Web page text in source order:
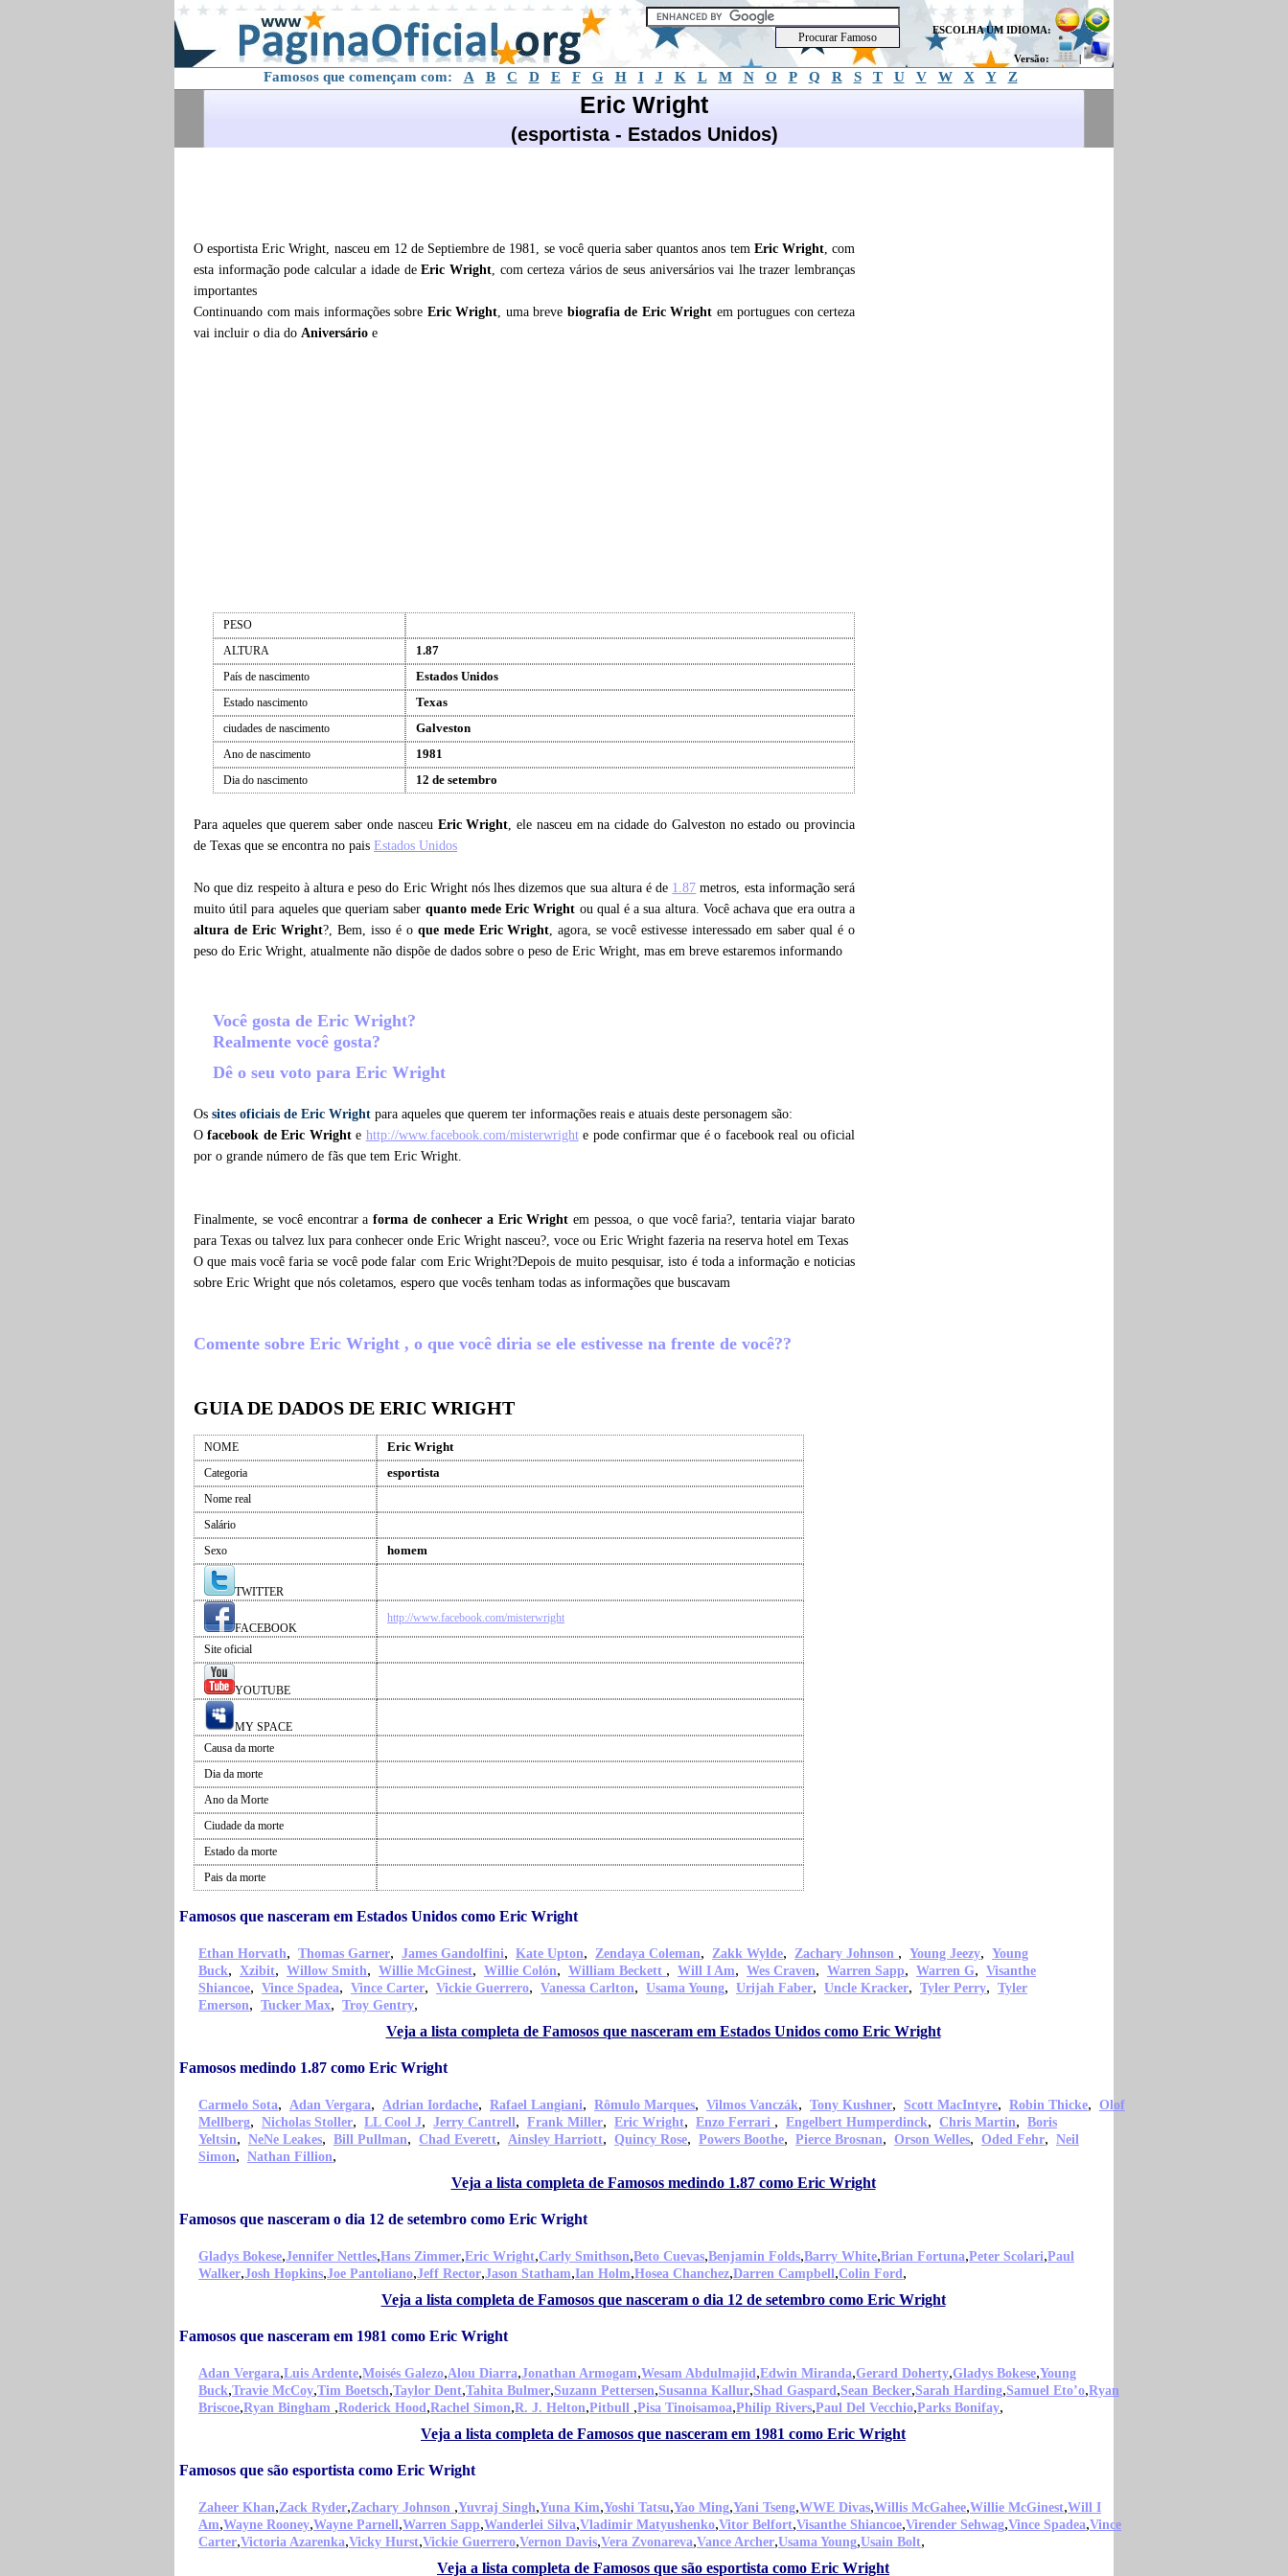
ESCOLHA UM IDIOMA:
Versão: |
Famosos que començam com: A B C D E F G H I J K L M N O P Q R S T U V W X Y Z
Eric Wright
(esportista - Estados Unidos)
O esportista Eric Wright, nasceu em 12 de Septiembre de 1981, se você queria saber quantos anos tem Eric Wright, com
esta informação pode calcular a idade deEric Wright, com certeza vários de seus aniversários vai lhe trazer lembranças
importantes
Continuando com mais informações sobre Eric Wright, uma breve biografia de Eric Wright em portugues con certeza
vai incluir o dia do Aniversário e
PESO
ALTURA
1.87
País de nascimento Estados Unidos
Estado nascimento Texas
ciudades de nascimento Galveston
Ano de nascimento 1981
Dia do nascimento 12 de setembro
Para aqueles que querem saber onde nasceu Eric Wright, ele nasceu em na cidade do Galveston no estado ou provincia
de Texas que se encontra no pais Estados Unidos
No que diz respeito à altura e peso do Eric Wright nós lhes dizemos que sua altura é de 1.87 metros, esta informação será
muito útil para aqueles que queriam saber quanto mede Eric Wright ou qual é a sua altura. Você achava que era outra a
altura de Eric Wright?, Bem, isso é o que mede Eric Wright, agora, se você estivesse interessado em saber qual é o
peso do Eric Wright, atualmente não dispõe de dados sobre o peso de Eric Wright, mas em breve estaremos informando
Você gosta de Eric Wright?
Realmente você gosta?
Dê o seu voto para Eric Wright
Os sites oficiais de Eric Wright para aqueles que querem ter informações reais e atuais deste personagem são:
Ofacebook de Eric Wrighte http://www.facebook.com/misterwrighte pode confirmar que é o facebook real ou oficial
por o grande número de fãs que tem Eric Wright.
Finalmente, se você encontrar aforma de conhecer a Eric Wright em pessoa, o que você faria?, tentaria viajar barato
para Texas ou talvez lux para conhecer onde Eric Wright nasceu?, voce ou Eric Wright fazeria na reserva hotel em Texas
O que mais você faria se você pode falar com Eric Wright?Depois de muito pesquisar, isto é toda a informação e noticias
sobre Eric Wright que nós coletamos, espero que vocês tenham todas as informações que buscavam
Comente sobre Eric Wright , o que você diria se ele estivesse na frente de você??
GUIA DE DADOS DE ERIC WRIGHT
NOME Eric Wright
Categoria esportista
Nome real
Salário
Sexo
homem
TWITTER
FACEBOOK
http://www.facebook.com/misterwright
Site oficial
YOUTUBE
MY SPACE
Causa da morte
Dia da morte
Ano da Morte
Ciudade da morte
Estado da morte
Pais da morte
Famosos que nasceram em Estados Unidos como Eric Wright
Ethan Horvath, Thomas Garner, James Gandolfini, Kate Upton, Zendaya Coleman, Zakk Wylde, Zachary Johnson , Young Jeezy, Young
Buck, Xzibit, Willow Smith, Willie McGinest, Willie Colón, William Beckett , Will I Am, Wes Craven, Warren Sapp, Warren G, Visanthe
Shiancoe, Vince Spadea, Vince Carter, Vickie Guerrero, Vanessa Carlton, Usama Young, Urijah Faber, Uncle Kracker, Tyler Perry, Tyler
Emerson, Tucker Max, Troy Gentry,
Veja a lista completa de Famosos que nasceram em Estados Unidos como Eric Wright
Famosos medindo 1.87 como Eric Wright
Carmelo Sota, Adan Vergara, Adrian Iordache, Rafael Langiani, Rômulo Marques, Vilmos Vanczák, Tony Kushner, Scott MacIntyre, Robin Thicke, Olof
Mellberg, Nicholas Stoller, LL Cool J, Jerry Cantrell, Frank Miller, Eric Wright, Enzo Ferrari , Engelbert Humperdinck, Chris Martin, Boris
Yeltsin, NeNe Leakes, Bill Pullman, Chad Everett, Ainsley Harriott, Quincy Rose, Powers Boothe, Pierce Brosnan, Orson Welles, Oded Fehr, Neil
Simon, Nathan Fillion,
Veja a lista completa de Famosos medindo 1.87 como Eric Wright
Famosos que nasceram o dia 12 de setembro como Eric Wright
Gladys Bokese,Jennifer Nettles,Hans Zimmer,Eric Wright,Carly Smithson,Beto Cuevas,Benjamin Folds,Barry White,Brian Fortuna,Peter Scolari,Paul
Walker,Josh Hopkins,Joe Pantoliano,Jeff Rector,Jason Statham,Ian Holm,Hosea Chanchez,Darren Campbell,Colin Ford,
Veja a lista completa de Famosos que nasceram o dia 12 de setembro como Eric Wright
Famosos que nasceram em 1981 como Eric Wright
Adan Vergara,Luis Ardente,Moisés Galezo,Alou Diarra,Jonathan Armogam,Wesam Abdulmajid,Edwin Miranda,Gerard Doherty,Gladys Bokese,Young
Buck,Travie McCoy,Tim Boetsch,Taylor Dent,Tahita Bulmer,Suzann Pettersen,Susanna Kallur,Shad Gaspard,Sean Becker,Sarah Harding,Samuel Eto’o,Ryan
Briscoe,Ryan Bingham ,Roderick Hood,Rachel Simon,R. J. Helton,Pitbull ,Pisa Tinoisamoa,Philip Rivers,Paul Del Vecchio,Parks Bonifay,
Veja a lista completa de Famosos que nasceram em 1981 como Eric Wright
Famosos que são esportista como Eric Wright
Zaheer Khan,Zack Ryder,Zachary Johnson ,Yuvraj Singh,Yuna Kim,Yoshi Tatsu,Yao Ming,Yani Tseng,WWE Divas,Willis McGahee,Willie McGinest,Will I
Am,Wayne Rooney,Wayne Parnell,Warren Sapp,Wanderlei Silva,Vladimir Matyushenko,Vitor Belfort,Visanthe Shiancoe,Virender Sehwag,Vince Spadea,Vince
Carter,Victoria Azarenka,Vicky Hurst,Vickie Guerrero,Vernon Davis,Vera Zvonareva,Vance Archer,Usama Young,Usain Bolt,
Veja a lista completa de Famosos que são esportista como Eric Wright